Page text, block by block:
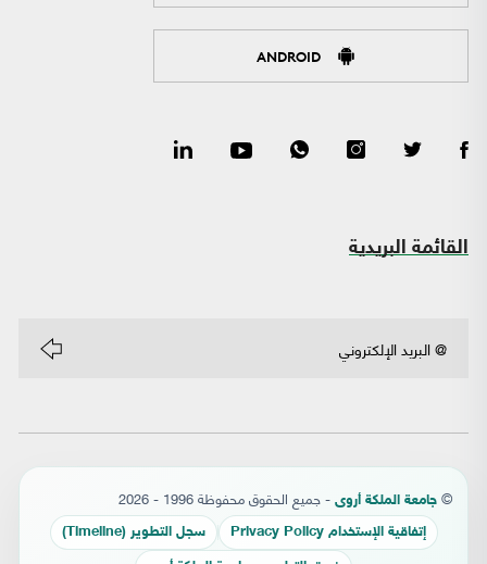
ANDROID
القائمة البريدية
© جامعة الملكة أروى - جميع الحقوق محفوظة 1996 - 2026
إتفاقية الإستخدام Privacy Policy سجل التطوير (Timeline)